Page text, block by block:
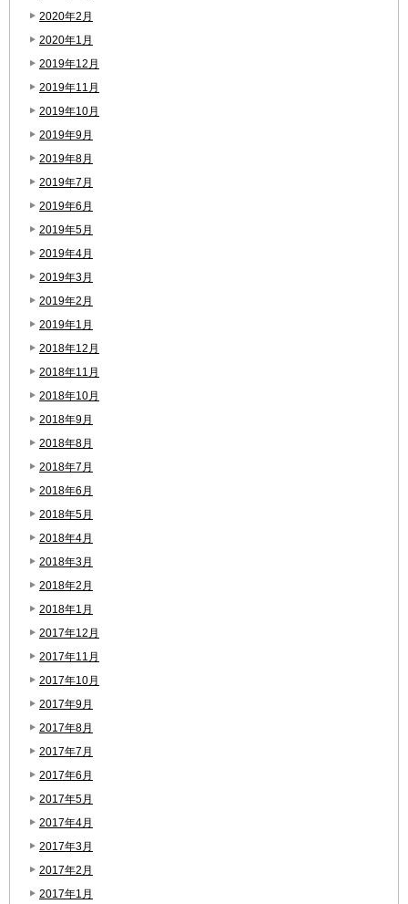
2020年2月
2020年1月
2019年12月
2019年11月
2019年10月
2019年9月
2019年8月
2019年7月
2019年6月
2019年5月
2019年4月
2019年3月
2019年2月
2019年1月
2018年12月
2018年11月
2018年10月
2018年9月
2018年8月
2018年7月
2018年6月
2018年5月
2018年4月
2018年3月
2018年2月
2018年1月
2017年12月
2017年11月
2017年10月
2017年9月
2017年8月
2017年7月
2017年6月
2017年5月
2017年4月
2017年3月
2017年2月
2017年1月